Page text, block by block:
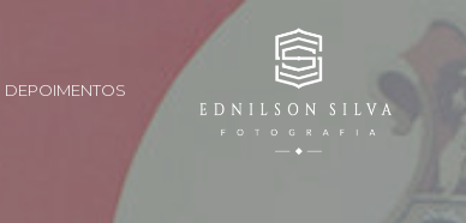
DEPOIMENTOS